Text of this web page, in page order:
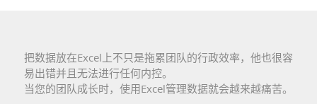
把数据放在Excel上不只是拖累团队的行政效率，他也很容
易出错并且无法进行任何内控。
当您的团队成长时，使用Excel管理数据就会越来越痛苦。